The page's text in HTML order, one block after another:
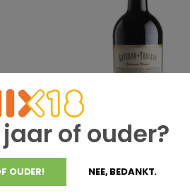
jaar of ouder?
OUDER! NEE, BEDANKT.
Poggio delle Faine
Poggio delle Faine Governo